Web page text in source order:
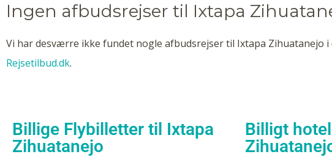
Ingen afbudsrejser til Ixtapa
Vi har desværre ikke fundet nogle afbudsrejser til Ixtapa Zihuatanejo i
Rejsetilbud.dk.
Billige Flybilletter til Ixtapa
Zihuatanejo
Billigt